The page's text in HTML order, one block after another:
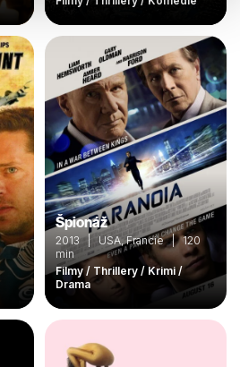
Špionáž
2013 | USA, Francie | 120
min
Filmy / Thrillery / Krimi /
Drama